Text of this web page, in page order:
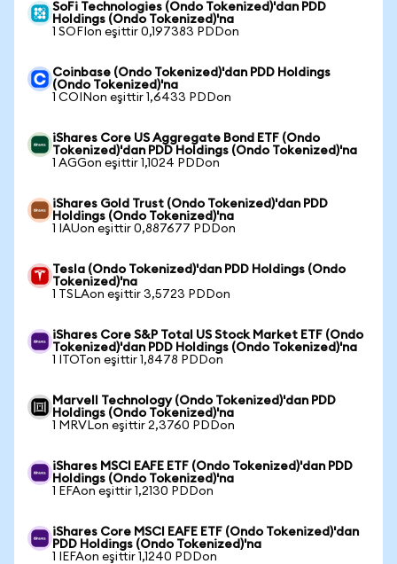
SoFi Technologies (Ondo Tokenized)'dan PDD
Holdings (Ondo Tokenized)'na
1 SOFIon eşittir 0,197383 PDDon
Coinbase (Ondo Tokenized)'dan PDD Holdings
(Ondo Tokenized)'na
1 COINon eşittir 1,6433 PDDon
iShares Core US Aggregate Bond ETF (Ondo
Tokenized)'dan PDD Holdings (Ondo Tokenized)'na
1 AGGon eşittir 1,1024 PDDon
iShares Gold Trust (Ondo Tokenized)'dan PDD
Holdings (Ondo Tokenized)'na
1 IAUon eşittir 0,887677 PDDon
Tesla (Ondo Tokenized)'dan PDD Holdings (Ondo
Tokenized)'na
1 TSLAon eşittir 3,5723 PDDon
iShares Core S&P Total US Stock Market ETF (Ondo
Tokenized)'dan PDD Holdings (Ondo Tokenized)'na
1 ITOTon eşittir 1,8478 PDDon
Marvell Technology (Ondo Tokenized)'dan PDD
Holdings (Ondo Tokenized)'na
1 MRVLon eşittir 2,3760 PDDon
iShares MSCI EAFE ETF (Ondo Tokenized)'dan PDD
Holdings (Ondo Tokenized)'na
1 EFAon eşittir 1,2130 PDDon
iShares Core MSCI EAFE ETF (Ondo Tokenized)'dan
PDD Holdings (Ondo Tokenized)'na
1 IEFAon eşittir 1,1240 PDDon